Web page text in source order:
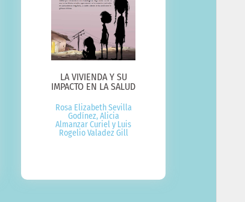
LA VIVIENDA Y SU
IMPACTO EN LA SALUD​
Rosa Elizabeth Sevilla
Godínez, Alicia
Almanzar Curiel y Luis
Rogelio Valadez Gill​